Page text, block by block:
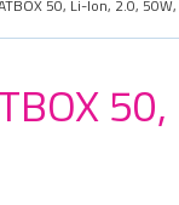
50, Li-Ion, 2.0,